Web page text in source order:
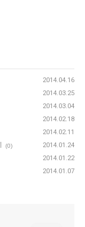
2014.04.16
2014.03.25
2014.03.04
2014.02.18
2014.02.11
(0) 2014.01.24
2014.01.22
2014.01.07